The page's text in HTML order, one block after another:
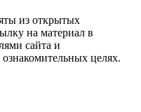
из открытых
на материал в
сайта и
целях.